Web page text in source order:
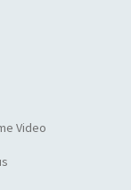
Video